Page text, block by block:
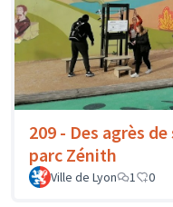
209 - Des agrès
parc Zénith
Ville de Lyon 1 0